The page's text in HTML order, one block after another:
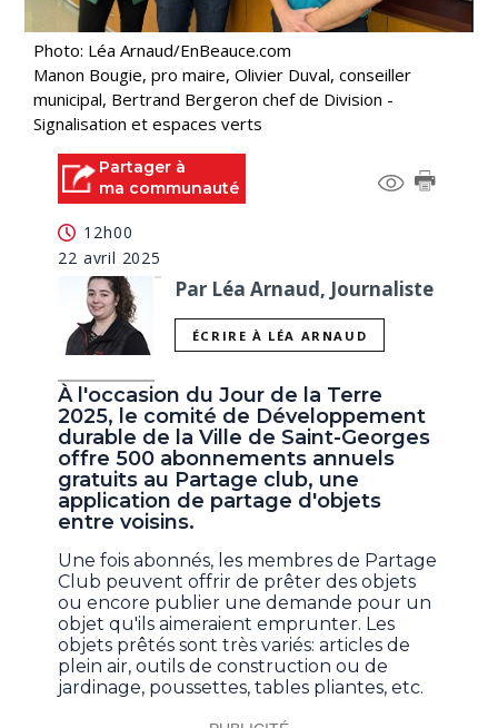
Photo: Léa Arnaud/EnBeauce.com
Manon Bougie, pro maire, Olivier Duval, conseiller
municipal, Bertrand Bergeron chef de Division -
Signalisation et espaces verts
Partager à
ma communauté
12h00
22 avril 2025
Par Léa Arnaud, Journaliste
ÉCRIRE À LÉA ARNAUD
À l'occasion du Jour de la Terre
2025, le comité de Développement
durable de la Ville de Saint-Georges
offre 500 abonnements annuels
gratuits au Partage club, une
application de partage d'objets
entre voisins.
Une fois abonnés, les membres de Partage
Club peuvent offrir de prêter des objets
ou encore publier une demande pour un
objet qu'ils aimeraient emprunter. Les
objets prêtés sont très variés: articles de
plein air, outils de construction ou de
jardinage, poussettes, tables pliantes, etc.